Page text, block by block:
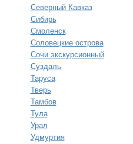
Северный Кавказ
Сибирь
Смоленск
Соловецкие острова
Сочи экскурсионный
Суздаль
Таруса
Тверь
Тамбов
Тула
Урал
Удмуртия